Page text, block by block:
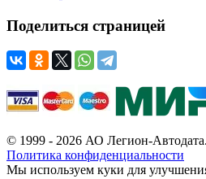
Поделиться страницей
© 1999 - 2026 АО Легион-
Политика конфиденциальности
Мы используем куки для